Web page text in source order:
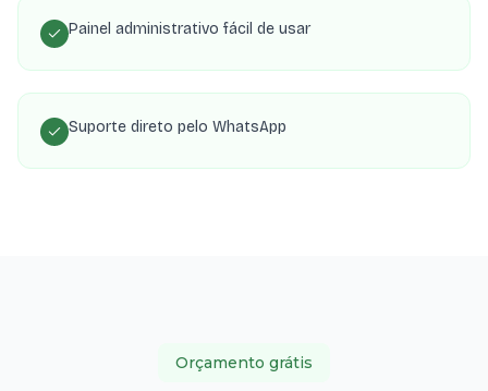
Painel administrativo fácil de usar
Suporte direto pelo WhatsApp
Orçamento grátis